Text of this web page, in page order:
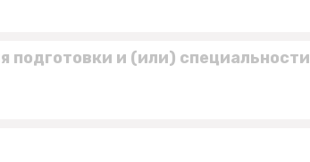
подготовки и (или) специальности